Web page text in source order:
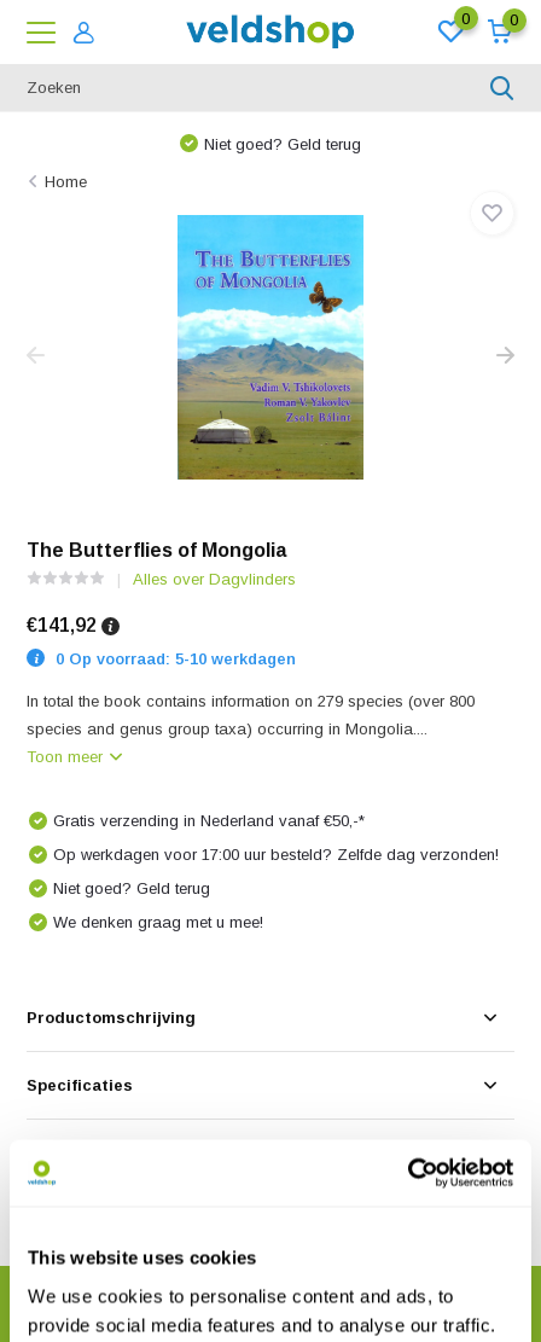
This website uses cookies
We use cookies to personalise content and ads, to
provide social media features and to analyse our traffic.
0 0
Niet goed? Geld terug
Home
The Butterflies of Mongolia
Alles over Dagvlinders
€141,92
0 Op voorraad: 5-10 werkdagen
In total the book contains information on 279 species (over 800
species and genus group taxa) occurring in Mongolia....
Toon meer
Gratis verzending in Nederland vanaf €50,-*
Op werkdagen voor 17:00 uur besteld? Zelfde dag verzonden!
Niet goed? Geld terug
We denken graag met u mee!
Productomschrijving
Specificaties
GERELATEERDE PRODUCTEN